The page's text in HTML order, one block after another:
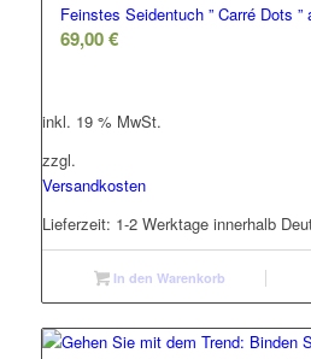
Feinstes Seidentuch ” Carré Dots ”
69,00€
inkl. 19 % MwSt.
zzgl.
Versandkosten
Lieferzeit: 1-2 Werktage innerhalb
In den Warenkorb